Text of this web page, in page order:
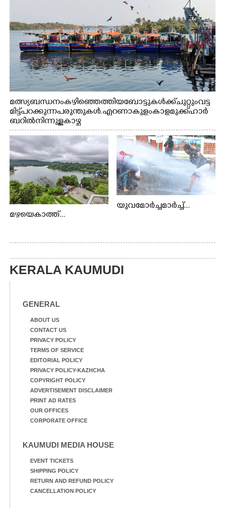
മത്സ്യബന്ധനം കഴിഞ്ഞെത്തിയ ബോട്ടുകൾക്ക് ചുറ്റും വട്ട
മിട്ട് പറക്കുന്ന പരുന്തുകൾ. എറണാകുളം കാളമുക്ക് ഹാർ
ബറിൽ നിന്നുള്ള കാഴ്ച
മഴയെകാത്ത്...
യുവമോർച്ചമാർച്ച്...
KERALA KAUMUDI
GENERAL
ABOUT US
CONTACT US
PRIVACY POLICY
TERMS OF SERVICE
EDITORIAL POLICY
PRIVACY POLICY-KAZHCHA
COPYRIGHT POLICY
ADVERTISEMENT DISCLAIMER
PRINT AD RATES
OUR OFFICES
CORPORATE OFFICE
KAUMUDI MEDIA HOUSE
EVENT TICKETS
SHIPPING POLICY
RETURN AND REFUND POLICY
CANCELLATION POLICY